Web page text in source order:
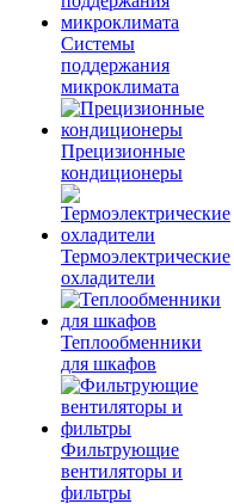
Системы
поддержания
микроклимата
Прецизионные
кондиционеры
Термоэлектрические
охладители
Теплообменники
для шкафов
Фильтрующие
вентиляторы и
фильтры